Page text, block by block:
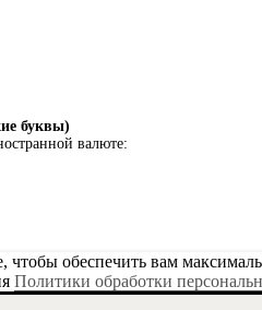
буквы)
валюте:
обеспечить вам
Политики обработки